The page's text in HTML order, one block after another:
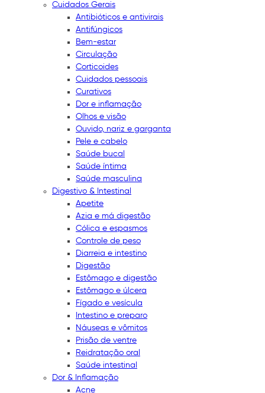
Cuidados Gerais
Antibióticos e antivirais
Antifúngicos
Bem-estar
Circulação
Corticoides
Cuidados pessoais
Curativos
Dor e inflamação
Olhos e visão
Ouvido, nariz e garganta
Pele e cabelo
Saúde bucal
Saúde íntima
Saúde masculina
Digestivo & Intestinal
Apetite
Azia e má digestão
Cólica e espasmos
Controle de peso
Diarreia e intestino
Digestão
Estômago e digestão
Estômago e úlcera
Fígado e vesícula
Intestino e preparo
Náuseas e vômitos
Prisão de ventre
Reidratação oral
Saúde intestinal
Dor & Inflamação
Acne